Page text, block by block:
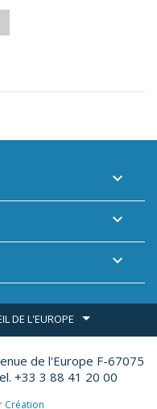



DE L'EUROPE
de l'Europe F-67075
+33 3 88 41 20 00
Création